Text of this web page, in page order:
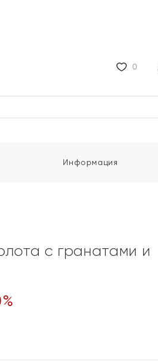
0
Информация
с гранатами и
%